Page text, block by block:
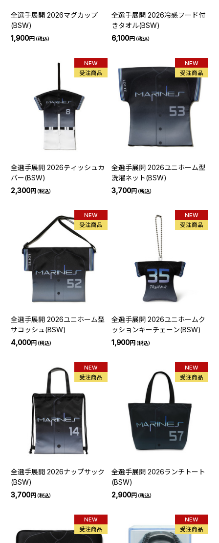
全選手展開 2026マグカップ
(BSW)
1,900円（税込）
全選手展開 2026冷感フード付
きタオル(BSW)
6,100円（税込）
NEW
受注商品
全選手展開 2026ティッシュカ
バー(BSW)
2,300円（税込）
NEW
受注商品
全選手展開 2026ユニホーム型
洗濯ネット(BSW)
3,700円（税込）
NEW
受注商品
全選手展開 2026ユニホーム型
サコッシュ(BSW)
4,000円（税込）
NEW
受注商品
全選手展開 2026ユニホームク
ッションキーチェーン(BSW)
1,900円（税込）
NEW
受注商品
全選手展開 2026ナップサック
(BSW)
3,700円（税込）
NEW
受注商品
全選手展開 2026ランチトート
(BSW)
2,900円（税込）
NEW
受注商品
NEW
受注商品